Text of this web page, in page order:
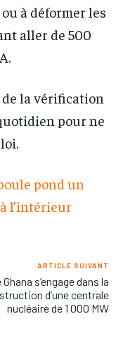
à déformer les
aller de 500
la vérification
pour ne
pond un
l’intérieur
ARTICLE SUIVANT
Ghana s’engage dans la
d’une centrale
nucléaire de 1 000 MW